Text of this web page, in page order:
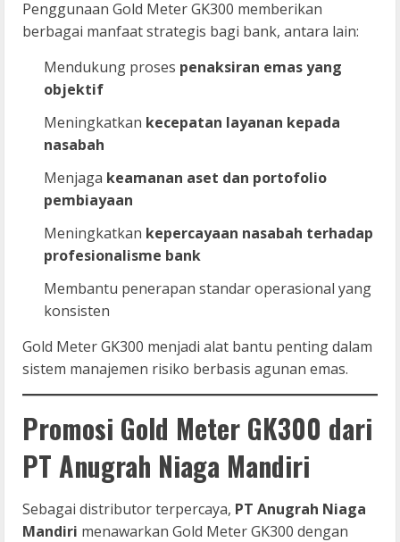
Penggunaan Gold Meter GK300 memberikan
berbagai manfaat strategis bagi bank, antara lain:
Mendukung proses penaksiran emas yang
objektif
Meningkatkan kecepatan layanan kepada
nasabah
Menjaga keamanan aset dan portofolio
pembiayaan
Meningkatkan kepercayaan nasabah terhadap
profesionalisme bank
Membantu penerapan standar operasional yang
konsisten
Gold Meter GK300 menjadi alat bantu penting dalam
sistem manajemen risiko berbasis agunan emas.
Promosi Gold Meter GK300 dari
PT Anugrah Niaga Mandiri
Sebagai distributor terpercaya, PT Anugrah Niaga
Mandiri menawarkan Gold Meter GK300 dengan